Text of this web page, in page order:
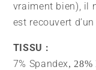
vraiment bien), il
est recouvert
TISSU :
7% Spandex, 28%